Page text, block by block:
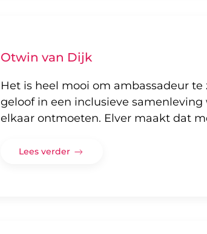
Otwin van Dijk
Het is heel mooi om ambassadeur
geloof in een inclusieve
elkaar ontmoeten. Elver maakt dat
Lees verder